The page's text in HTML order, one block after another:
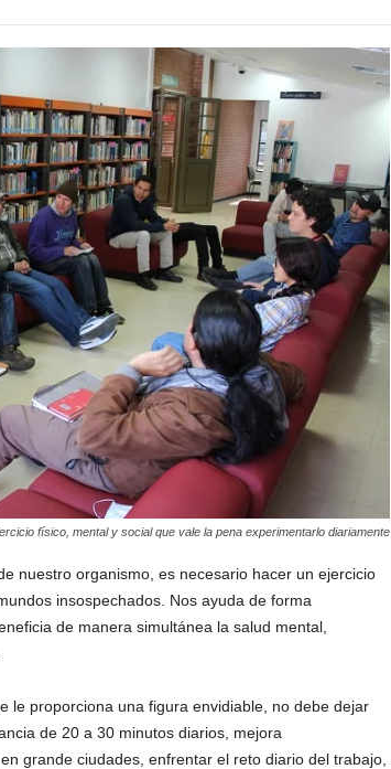
físico, mental y social que vale la pena experimentarlo diariamente
nuestro organismo, es necesario hacer un ejercicio
insospechados. Nos ayuda de forma
de manera simultánea la salud mental,
le proporciona una figura envidiable, no debe dejar
de 20 a 30 minutos diarios, mejora
grande ciudades, enfrentar el reto diario del trabajo,